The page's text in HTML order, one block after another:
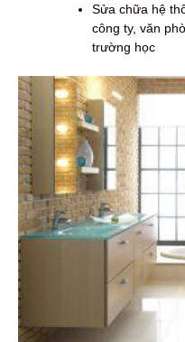
Sửa chữa hệ
công ty, văn
trường học